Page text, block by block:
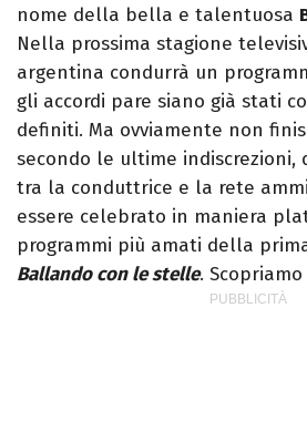
nome della bella e talentuosa
Nella prossima stagione
argentina condurrà un
gli accordi pare siano già stati
definiti. Ma ovviamente non
secondo le ultime indiscrezioni,
tra la conduttrice e la rete
essere celebrato in maniera
programmi più amati della
Ballando con le stelle.